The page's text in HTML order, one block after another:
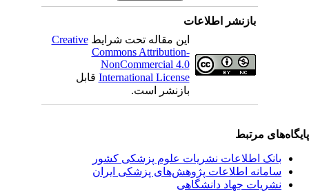
بازنشر اطلاعات
این مقاله تحت شرایطCreative
Commons Attribution-
NonCommercial 4.0
International Licenseقابل
بازنشر است.
مرتبط
بانک اطلاعات نشریات علوم پزشکی کشور
سامانه اطلاعات پژوهش‌های پزشکی ایران
نشریات جهاد دانشگاهی